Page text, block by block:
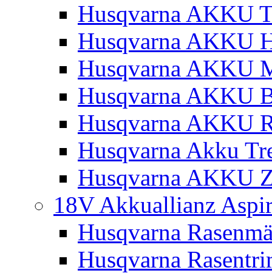
Husqvarna AKKU
Husqvarna AKKU
Husqvarna AKKU
Husqvarna AKKU
Husqvarna AKKU
Husqvarna Akku
Husqvarna AKKU
18V Akkuallianz
Husqvarna
Husqvarna